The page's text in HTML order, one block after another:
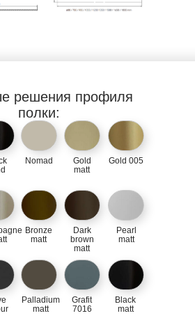
Nomad
Gold
matt
Gold 005
Bronze
matt
Dark
brown
matt
Pearl
matt
Palladium
matt
Grafit
7016
Black
matt
решения профиля
полки: